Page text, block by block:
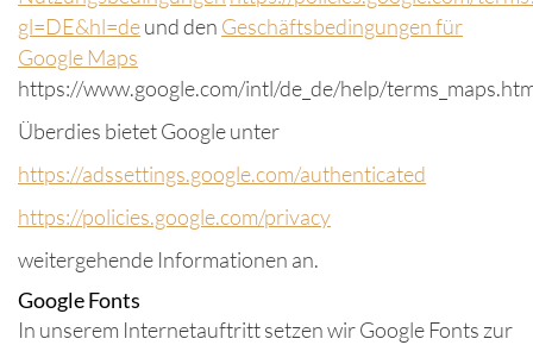
gl=DE&hl=deund den Geschäftsbedingungen für
Google Maps
https://www.google.com/intl/de_de/help/
Überdies bietet Google unter
https://adssettings.google.com/authenticated
https://policies.google.com/privacy
weitergehende Informationen an.
Google Fonts
In unserem Internetauftritt setzen wir Google Fonts zur